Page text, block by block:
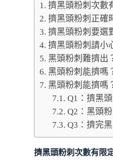
擠黑頭粉刺次數
擠黑頭粉刺正確
擠黑頭粉刺要選
擠黑頭粉刺請小
黑頭粉刺難擠出
黑頭粉刺能擠嗎
黑頭粉刺能擠嗎
Q1：擠黑
Q2：黑頭
Q3：擠完
擠黑頭粉刺次數有限